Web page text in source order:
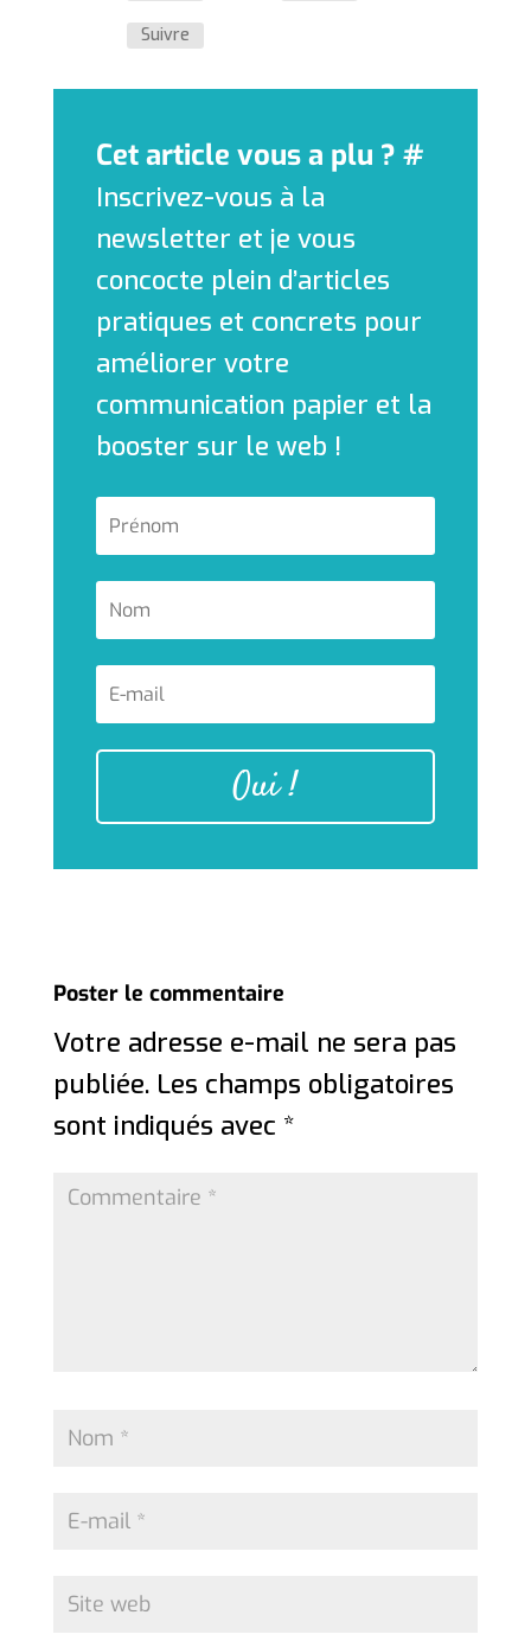
Suivre
Cet article vous a plu ? #
Inscrivez-vous à la
newsletter et je vous
concocte plein d’articles
pratiques et concrets pour
améliorer votre
communication papier et la
booster sur le web !
Oui !
Poster le commentaire
Votre adresse e-mail ne sera pas
publiée. Les champs obligatoires
sont indiqués avec *